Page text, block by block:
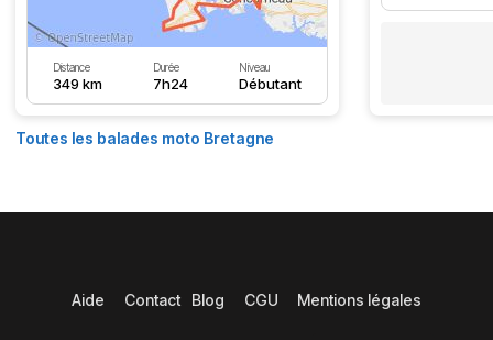
Distance
349 km
Durée
7h24
Niveau
Débutant
Toutes les balades moto Bretagne
Aide Contact Blog CGU Mentions légales